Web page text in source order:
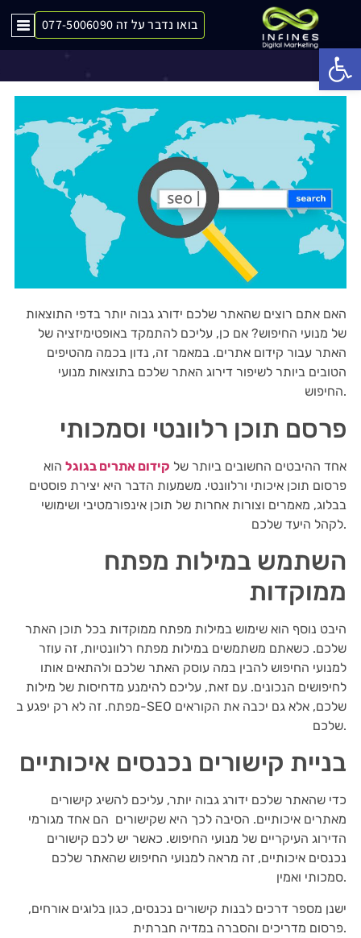
בואו נדבר על זה 077-5006090
טיפים לקידום האתר שלכם
האם אתם רוצים שהאתר שלכם ידורג גבוה יותר בדפי התוצאות
של מנועי החיפוש? אם כן, עליכם להתמקד באופטימיזציה של
האתר עבור קידום אתרים. במאמר זה, נדון בכמה מהטיפים
הטובים ביותר לשיפור דירוג האתר שלכם בתוצאות מנועי
החיפוש.
פרסם תוכן רלוונטי וסמכותי
אחד ההיבטים החשובים ביותר של קידום אתרים בגוגל הוא
פרסום תוכן איכותי ורלוונטי. משמעות הדבר היא יצירת פוסטים
בבלוג, מאמרים וצורות אחרות של תוכן אינפורמטיבי ושימושי
לקהל היעד שלכם.
השתמש במילות מפתח
ממוקדות
היבט נוסף הוא שימוש במילות מפתח ממוקדות בכל תוכן האתר
שלכם. כשאתם משתמשים במילות מפתח רלוונטיות, זה עוזר
למנועי החיפוש להבין במה עוסק האתר שלכם ולהתאים אותו
לחיפושים הנכונים. עם זאת, עליכם להימנע מדחיסות של מילות
מפתח. זה לא רק יפגע ב-SEO שלכם, אלא גם יכבה את הקוראים
שלכם.
בניית קישורים נכנסים איכותיים
כדי שהאתר שלכם ידורג גבוה יותר, עליכם להשיג קישורים
מאתרים איכותיים. הסיבה לכך היא שקישורים הם אחד מגורמי
הדירוג העיקריים של מנועי החיפוש. כאשר יש לכם קישורים
נכנסים איכותיים, זה מראה למנועי החיפוש שהאתר שלכם
סמכותי ואמין.
ישנן מספר דרכים לבנות קישורים נכנסים, כגון בלוגים אורחים,
פרסום מדריכים והסברה במדיה חברתית.